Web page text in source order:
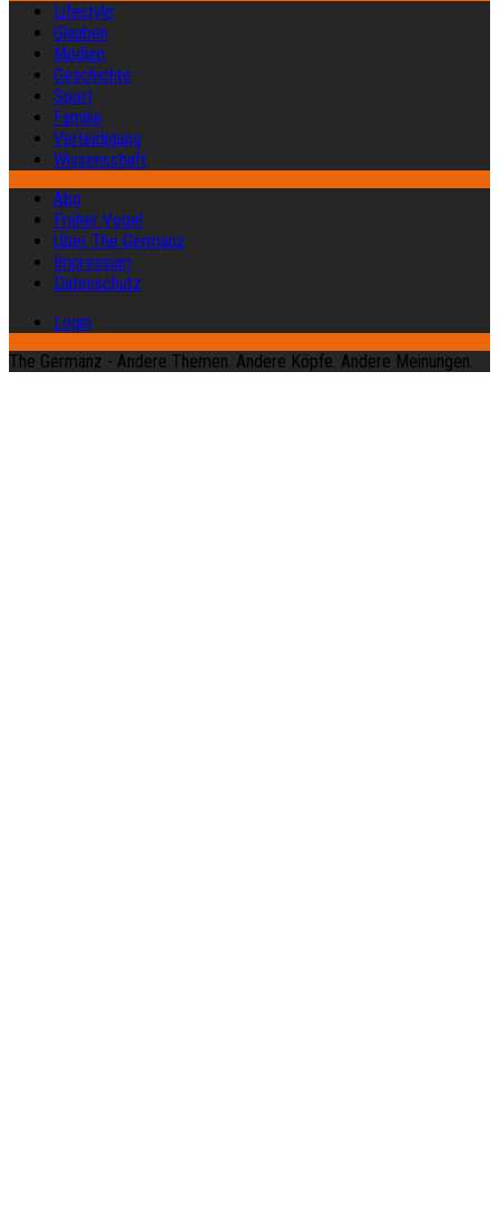
Lifestyle
Glauben
Medien
Geschichte
Sport
Familie
Verteidigung
Wissenschaft
Abo
Früher Vogel
Über The Germanz
Impressum
Datenschutz
Login
The Germanz - Andere Themen. Andere Köpfe. Andere Meinungen.